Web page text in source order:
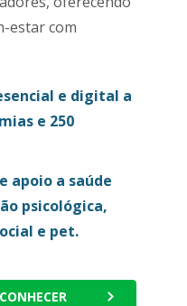
estar com
e digital a
e 250
apoio a saúde
psicológica,
e pet.